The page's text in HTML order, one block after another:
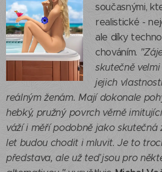
současnými,
realistické -
ale díky
chováním.
skutečně
jejich
reálným ženám. Mají dokonale
hebký, pružný povrch věrně
váží i měří podobně jako skutečná
let budou chodit i mluvit. Je to
představa, ale už teď jsou pro